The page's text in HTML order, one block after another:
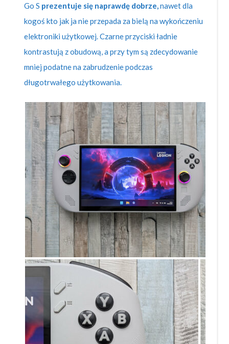
Go S prezentuje się naprawdę dobrze,nawet dla
kogoś kto jak ja nie przepada za bielą na wykończeniu
elektroniki użytkowej. Czarne przyciski ładnie
kontrastują z obudową, a przy tym są zdecydowanie
mniej podatne na zabrudzenie podczas
długotrwałego użytkowania.